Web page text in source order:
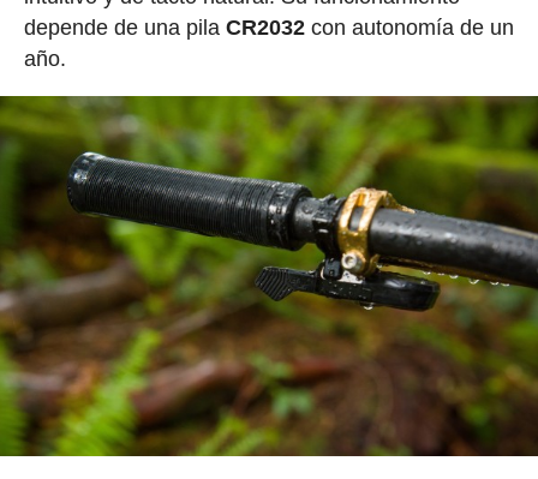
depende de una pila CR2032 con autonomía de un
año.